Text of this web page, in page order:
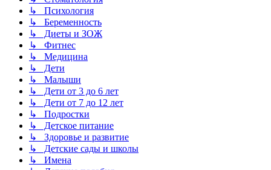
↳ Психология
↳ Беременность
↳ Диеты и ЗОЖ
↳ Фитнес
↳ Медицина
↳ Дети
↳ Малыши
↳ Дети от 3 до 6 лет
↳ Дети от 7 до 12 лет
↳ Подростки
↳ Детское питание
↳ Здоровье и развитие
↳ Детские сады и школы
↳ Имена